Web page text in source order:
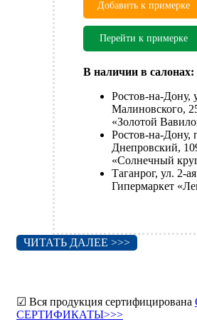
Добавить к примерке
Перейти к примерке
В наличии в салонах:
Ростов-на-Дону,
Малиновского,
«Золотой
Ростов-на-Дону,
Днепровский,
«Солнечный
Таганрог, ул. 2-
Гипермаркет
ЧИТАТЬ ДАЛЕЕ >>>
☑ Вся продукция сертифицирована
СЕРТИФИКАТЫ>>>